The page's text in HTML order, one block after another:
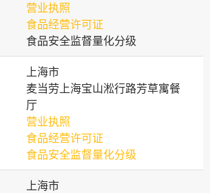
营业执照
食品经营许可证
食品安全监督量化分级
上海市
麦当劳上海宝山淞行路芳草寓餐
厅
营业执照
食品经营许可证
食品安全监督量化分级
上海市